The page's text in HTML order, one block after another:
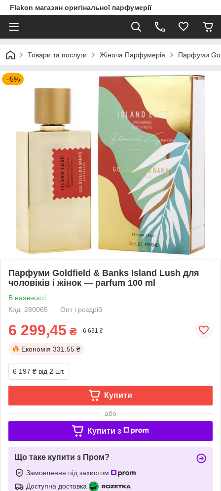
Flakon магазин оригінальної парфумерії
Товари та послуги Жіноча Парфумерія Парфуми
–5%
Парфуми Goldfield & Banks Island Lush для
чоловіків і жінок — parfum 100 ml
В наявності
Код: 280065
Опт і роздріб
6 299,45 ₴ 6 631 ₴
Економія 331.55 ₴
6 197 ₴ від 2 шт.
Купити
або
Купити з
Що таке купити з Пром?
Замовлення під захистом
Доступна доставка